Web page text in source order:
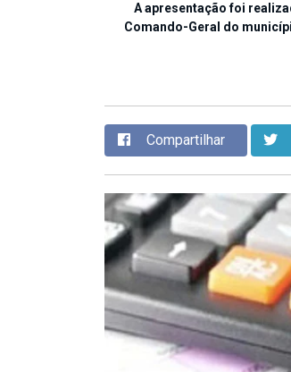
A apresentação foi
Comando-Geral do
Compartilhar